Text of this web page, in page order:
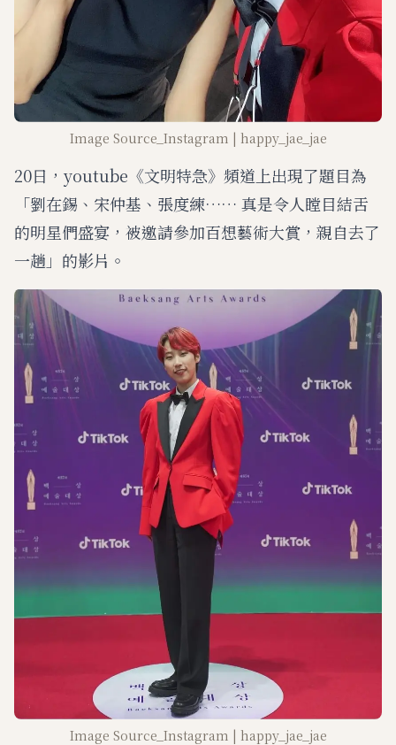
Image Source_Instagram | happy_jae_jae
20日，youtube《文明特急》頻道上出現了題目為
「劉在錫、宋仲基、張度練…… 真是令人瞠目結舌
的明星們盛宴，被邀請參加百想藝術大賞，親自去了
一趟」的影片。
Image Source_Instagram | happy_jae_jae